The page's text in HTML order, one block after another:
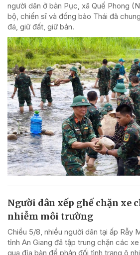
người dân ở bản Pục, xã Quế Phong
bộ, chiến sĩ và đồng bào Thái đã
đá, giữ đất, giữ bản.
Người dân xếp ghế chặn xe
nhiễm môi trường
Chiều 5/8, nhiều người dân tại ấp Rẫy
tỉnh An Giang đã tập trung chặn các
qua địa bàn để phản đối tình trạng ô